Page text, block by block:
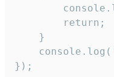
        return;
    }
});